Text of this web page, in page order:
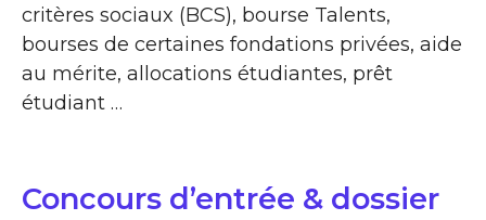
critères sociaux (BCS), bourse Talents,
bourses de certaines fondations privées, aide
au mérite, allocations étudiantes, prêt
étudiant …
Concours d’entrée & dossier